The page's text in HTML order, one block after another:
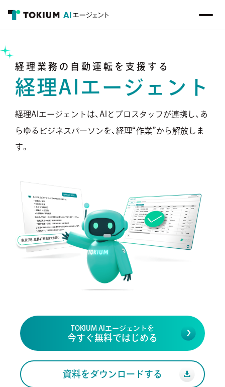
経理業務の自動運転を支援する
経理AIエージェント
経理AIエージェントは、AIとプロスタッフが連携し、 あ
らゆるビジネスパーソンを、 経理“作業”から解放しま
す。
TOKIUM AIエージェントを
今すぐ無料ではじめる
資料をダウンロードする